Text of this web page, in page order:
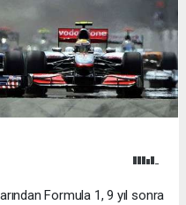
Formula 1, 9 yıl sonra